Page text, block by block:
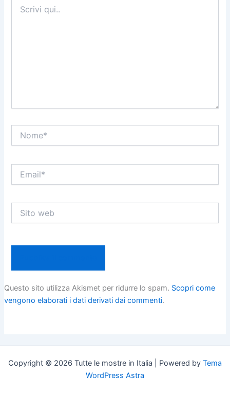
qui..
web
Questo sito utilizza Akismet per ridurre lo spam. Scopri come
vengono elaborati i dati derivati dai commenti.
Copyright © 2026 Tutte le mostre in Italia | Powered by Tema
WordPress Astra